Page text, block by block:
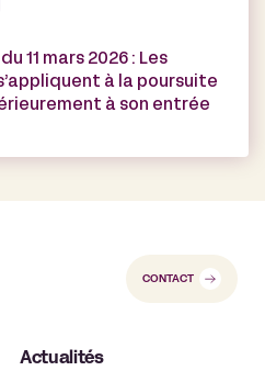
11 mars 2026 : Les
à la poursuite
à son entrée
CONTACT
Actualités